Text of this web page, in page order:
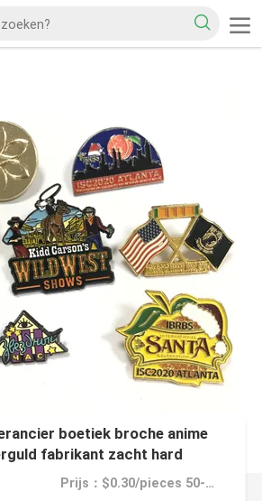
boetiek broche anime
fabrikant zacht hard
badge
Prijs：$0.30/pieces 50-99 pieces